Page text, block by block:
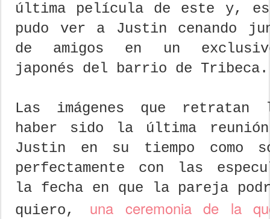
última película de este y,
pudo ver a Justin cenando
de amigos en un
japonés del barrio de Tribeca.
Las imágenes que
haber sido la última
Justin en su tiempo como
perfectamente con las
la fecha en que la pareja
quiero, una ceremonia de la